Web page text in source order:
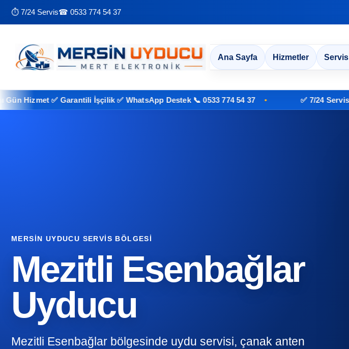
⏱ 7/24 Servis☎ 0533 774 54 37
Ana Sayfa Hizmetler
✅ Garantili İşçilik ✅ WhatsApp Destek 📞 0533 774 54 37 ✅ 7/24 Servis ✅
MERSIN UYDUCU SERVIS BÖLGESI
Mezitli Esenbağlar
Uyducu
Mezitli Esenbağlar bölgesinde uydu servisi, çanak anten